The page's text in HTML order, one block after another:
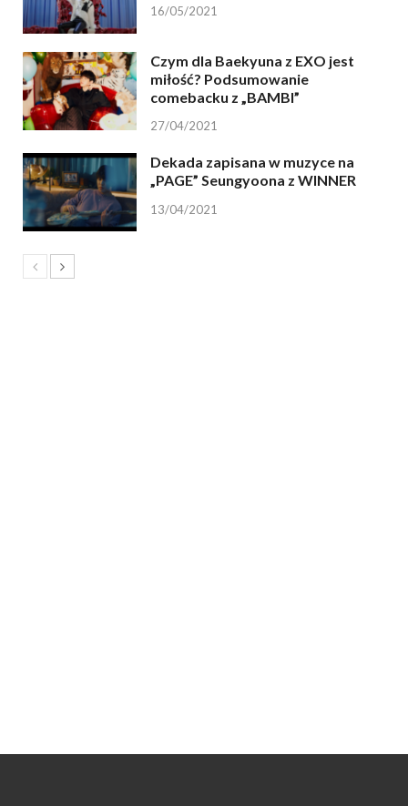
16/05/2021
Czym dla Baekyuna z EXO jest
miłość? Podsumowanie
comebacku z „BAMBI”
27/04/2021
Dekada zapisana w muzyce na
„PAGE” Seungyoona z WINNER
13/04/2021